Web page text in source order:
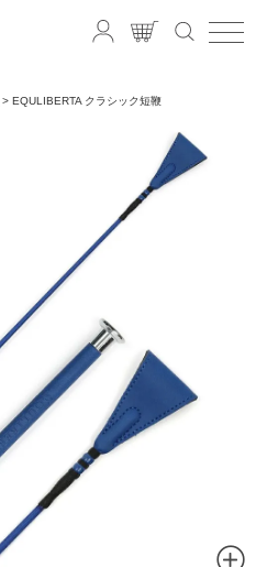
EQULIBERTA クラシック短鞭